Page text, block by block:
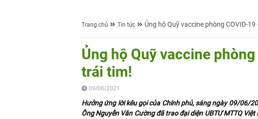
Trang chủ Tin tức Ủng hộ Quỹ vaccine phòng COVID-
Ủng hộ Quỹ vaccine
trái tim!
09/06/2021
Hưởng ứng lời kêu gọi của Chính phủ, sáng ngày 09/06/
Ông Nguyễn Văn Cường đã trao đại diện UBTƯ MTTQ